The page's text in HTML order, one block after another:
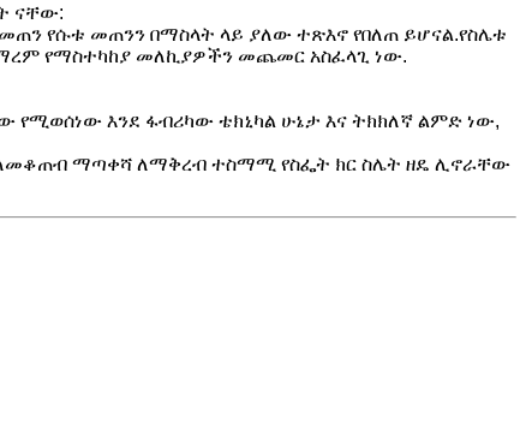
ናቸው:
የሱቱ መጠንን በማስላት ላይ ያለው ተጽእኖ የበለጠ ይሆናል.የስሌቱ
የማስተካከያ መለኪያዎችን መጨመር አስፈላጊ ነው.
እንደ ፋብሪካው ቴክኒካል ሁኔታ እና ትክክለኛ ልምድ ነው,
ለመቆጠብ ማጣቀሻ ለማቅረብ ተስማሚ የስፌት ክር ስሌት ዘዴ ሊኖራቸው